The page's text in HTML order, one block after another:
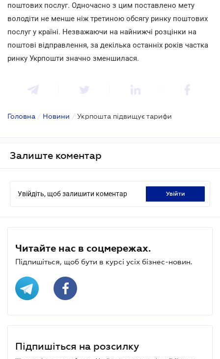
поштових послуг. Одночасно з цим поставлено мету
володіти не менше ніж третиною обсягу ринку поштових
послуг у країні. Незважаючи на найнижчі розцінки на
поштові відправлення, за декілька останніх років частка
ринку Укрпошти значно зменшилася.
Головна / Новини / Укрпошта підвищує тарифи
Залиште коментар
Увійдіть, щоб залишити коментар увійти
Читайте нас в соцмережах.
Підпишіться, щоб бути в курсі усіх бізнес-новин.
Підпишіться на розсилку